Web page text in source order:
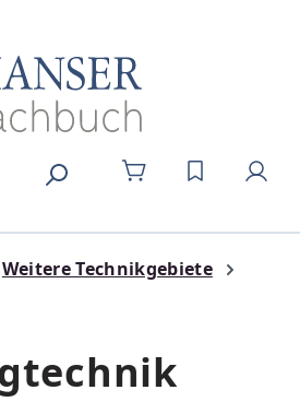
DU HAST 0
Weitere Technikgebiete